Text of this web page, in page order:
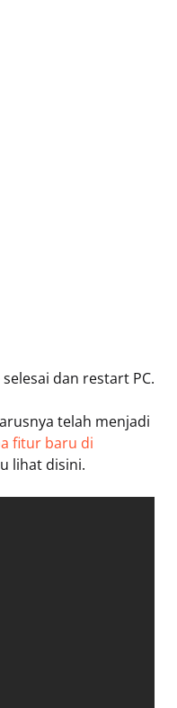
dan restart PC.
telah menjadi
fitur baru di
lihat disini.